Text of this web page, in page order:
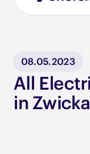
08.05.2023
All
in